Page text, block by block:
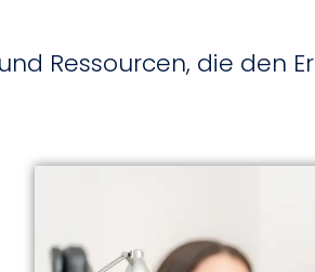
Ressourcen, die den